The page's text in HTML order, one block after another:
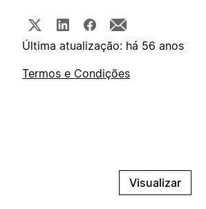
Última atualização: há 56 anos
Termos e Condições
Visualizar